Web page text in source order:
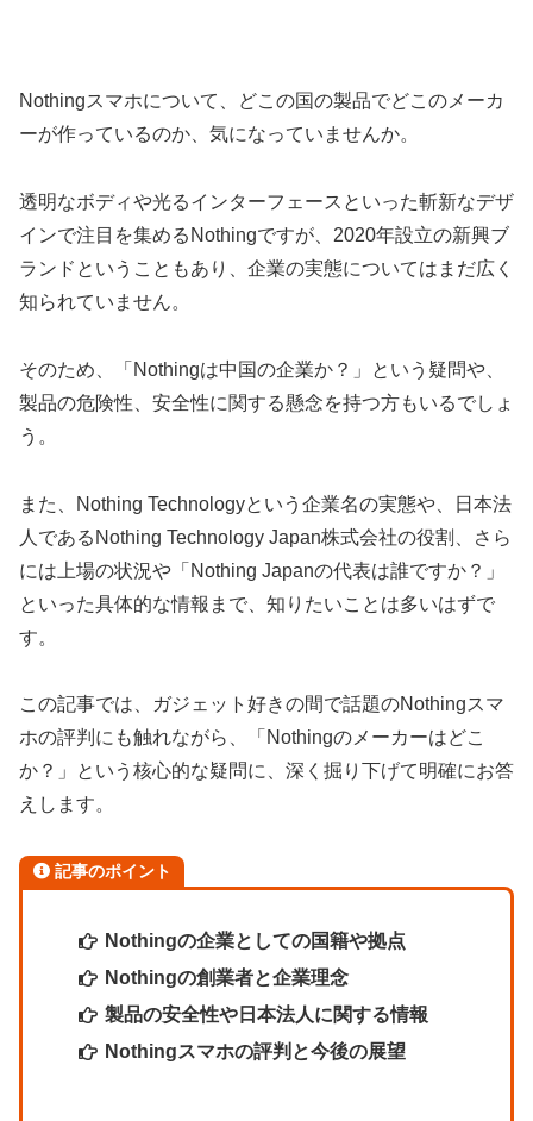
Nothingスマホについて、どこの国の製品でどこのメーカ
ーが作っているのか、気になっていませんか。
透明なボディや光るインターフェースといった斬新なデザ
インで注目を集めるNothingですが、2020年設立の新興ブ
ランドということもあり、企業の実態についてはまだ広く
知られていません。
そのため、「Nothingは中国の企業か？」という疑問や、
製品の危険性、安全性に関する懸念を持つ方もいるでしょ
う。
また、Nothing Technologyという企業名の実態や、日本法
人であるNothing Technology Japan株式会社の役割、さら
には上場の状況や「Nothing Japanの代表は誰ですか？」
といった具体的な情報まで、知りたいことは多いはずで
す。
この記事では、ガジェット好きの間で話題のNothingスマ
ホの評判にも触れながら、「Nothingのメーカーはどこ
か？」という核心的な疑問に、深く掘り下げて明確にお答
えします。
記事のポイント
Nothingの企業としての国籍や拠点
Nothingの創業者と企業理念
製品の安全性や日本法人に関する情報
Nothingスマホの評判と今後の展望